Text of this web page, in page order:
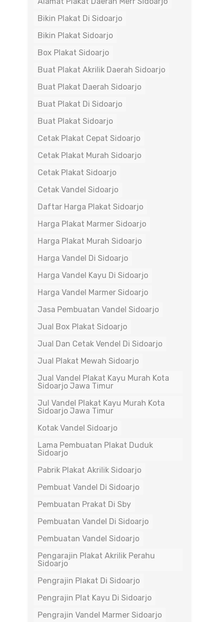
Bikin Plakat Di Sidoarjo
Bikin Plakat Sidoarjo
Box Plakat Sidoarjo
Buat Plakat Akrilik Daerah Sidoarjo
Buat Plakat Daerah Sidoarjo
Buat Plakat Di Sidoarjo
Buat Plakat Sidoarjo
Cetak Plakat Cepat Sidoarjo
Cetak Plakat Murah Sidoarjo
Cetak Plakat Sidoarjo
Cetak Vandel Sidoarjo
Daftar Harga Plakat Sidoarjo
Harga Plakat Marmer Sidoarjo
Harga Plakat Murah Sidoarjo
Harga Vandel Di Sidoarjo
Harga Vandel Kayu Di Sidoarjo
Harga Vandel Marmer Sidoarjo
Jasa Pembuatan Vandel Sidoarjo
Jual Box Plakat Sidoarjo
Jual Dan Cetak Vendel Di Sidoarjo
Jual Plakat Mewah Sidoarjo
Jual Vandel Plakat Kayu Murah Kota
Sidoarjo Jawa Timur
Jul Vandel Plakat Kayu Murah Kota
Sidoarjo Jawa Timur
Kotak Vandel Sidoarjo
Lama Pembuatan Plakat Duduk
Sidoarjo
Pabrik Plakat Akrilik Sidoarjo
Pembuat Vandel Di Sidoarjo
Pembuatan Prakat Di Sby
Pembuatan Vandel Di Sidoarjo
Pembuatan Vandel Sidoarjo
Pengarajin Plakat Akrilik Perahu
Sidoarjo
Pengrajin Plakat Di Sidoarjo
Pengrajin Plat Kayu Di Sidoarjo
Pengrajin Vandel Marmer Sidoarjo